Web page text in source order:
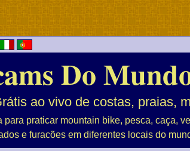
Do
ao vivo de costas, praias,
para praticar mountain bike, pesca, caça,
e furacões em diferentes locais do